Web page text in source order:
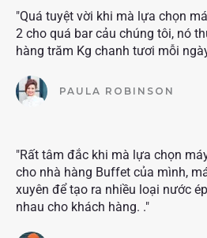
"Quá tuyệt vời khi mà lựa chọn
2 cho quá bar cảu chúng tôi, nó
hàng trăm Kg chanh tươi mỗi
PAULA ROBINSON
"Rất tâm đắc khi mà lựa chọn
cho nhà hàng Buffet của mình,
xuyên để tạo ra nhiều loại nước
nhau cho khách hàng. ."